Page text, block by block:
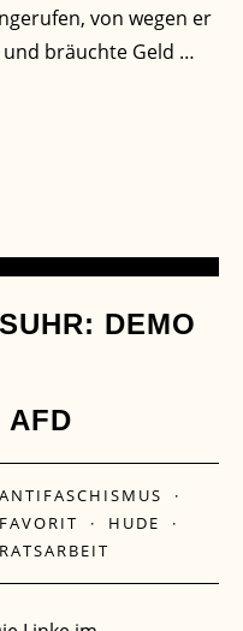
von wegen er
bräuchte Geld …
DEMO
AFD
ANTIFASCHISMUS ·
FAVORIT · HUDE ·
RATSARBEIT